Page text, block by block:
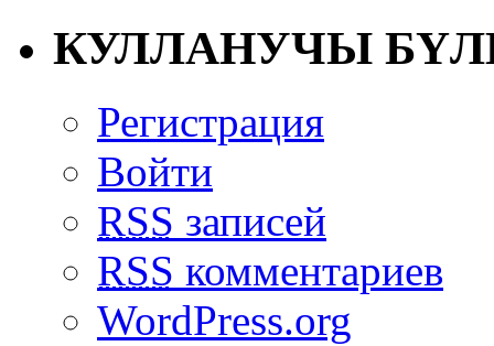
КУЛЛАНУЧЫ
Регистрация
Войти
RSS записей
RSS комментариев
WordPress.org